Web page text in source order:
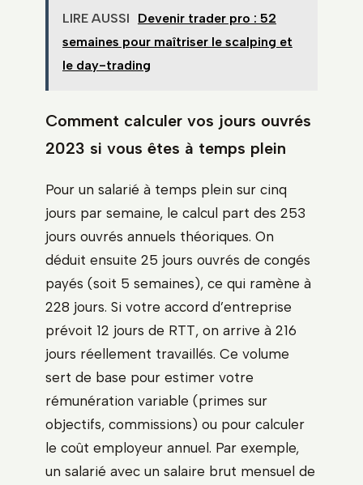
LIRE AUSSI
Devenir trader pro : 52
semaines pour maîtriser le scalping et
le day-trading
Comment calculer vos jours ouvrés
2023 si vous êtes à temps plein
Pour un salarié à temps plein sur cinq
jours par semaine, le calcul part des 253
jours ouvrés annuels théoriques. On
déduit ensuite 25 jours ouvrés de congés
payés (soit 5 semaines), ce qui ramène à
228 jours. Si votre accord d’entreprise
prévoit 12 jours de RTT, on arrive à 216
jours réellement travaillés. Ce volume
sert de base pour estimer votre
rémunération variable (primes sur
objectifs, commissions) ou pour calculer
le coût employeur annuel. Par exemple,
un salarié avec un salaire brut mensuel de